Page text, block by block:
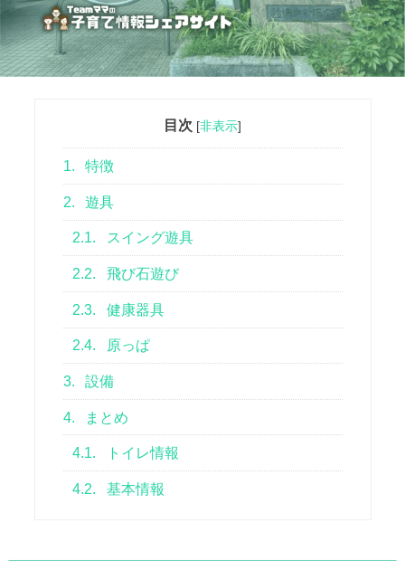
目次 [非表示]
1. 特徴
2. 遊具
2.1. スイング遊具
2.2. 飛び石遊び
2.3. 健康器具
2.4. 原っぱ
3. 設備
4. まとめ
4.1. トイレ情報
4.2. 基本情報